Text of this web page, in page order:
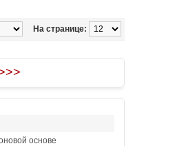
На странице:
основе